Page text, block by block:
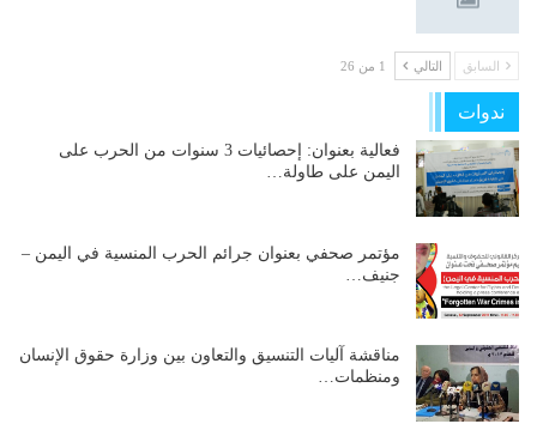
السابق التالي 1 من 26
ندوات
فعالية بعنوان: إحصائيات 3 سنوات من الحرب على
اليمن على طاولة…
مؤتمر صحفي بعنوان جرائم الحرب المنسية في اليمن –
جنيف…
مناقشة آليات التنسيق والتعاون بين وزارة حقوق الإنسان
ومنظمات…